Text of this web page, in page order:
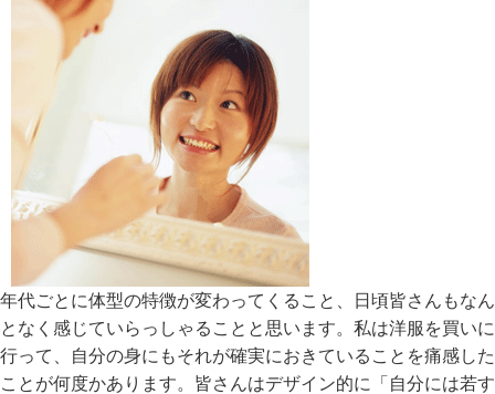
年代ごとに体型の特徴が変わってくること、日頃皆さんもなん
となく感じていらっしゃることと思います。私は洋服を買いに
行って、自分の身にもそれが確実におきていることを痛感した
ことが何度かあります。皆さんはデザイン的に「自分には若す